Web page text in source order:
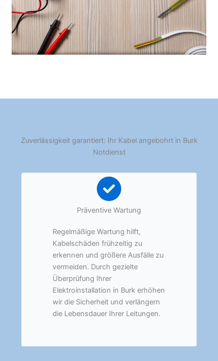
Zuverlässigkeit garantiert: Ihr Kabel angebohrt in Burk
Notdienst
Präventive Wartung
Regelmäßige Wartung hilft,
Kabelschäden frühzeitig zu
erkennen und größere Ausfälle zu
vermeiden. Durch gezielte
Überprüfung Ihrer
Elektroinstallation in Burk erhöhen
wir die Sicherheit und verlängern
die Lebensdauer Ihrer Leitungen.